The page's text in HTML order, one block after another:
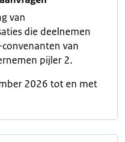
van
die deelnemen
van
pijler 2.
2026 tot en met